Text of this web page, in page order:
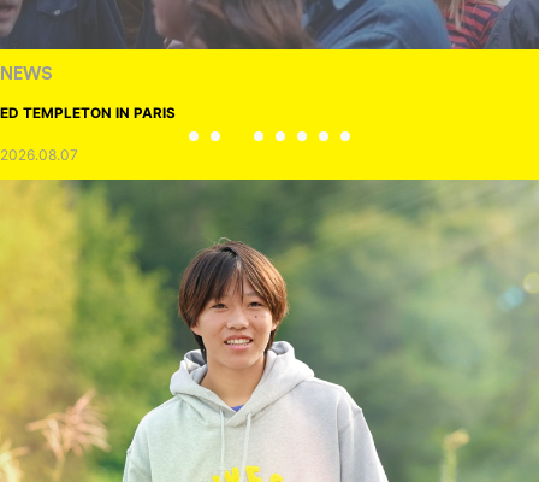
NEWS
ED TEMPLETON IN PARIS
2026.08.07